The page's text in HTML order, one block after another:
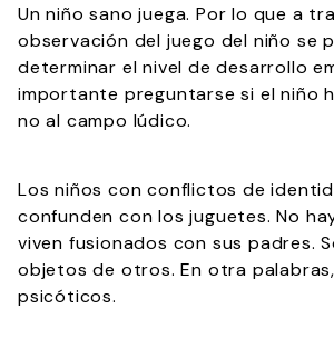
Un niño sano juega. Por lo que a
observación del juego del niño se
determinar el nivel de desarrollo
importante preguntarse si el niño
no al campo lúdico.
Los niños con conflictos de
confunden con los juguetes. No
viven fusionados con sus padres.
objetos de otros. En otra
psicóticos.